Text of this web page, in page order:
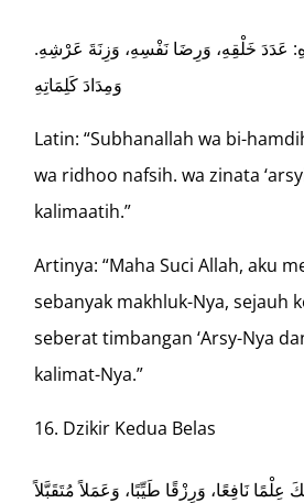
.سُبْحَانَ اللهِ وَبِحَمْدِهِ: عَدَدَ خَلْقِهِ، وَرِضَا نَفْسِهِ، وَزِنَةَ عَرْشِهِ
وَمِدَادَ كَلِمَاتِهِ
Latin: “Subhanallah wa bi-
wa ridhoo nafsih. wa zinata
kalimaatih.”
Artinya: “Maha Suci Allah, aku
sebanyak makhluk-Nya, sejauh
seberat timbangan ‘Arsy-Nya
kalimat-Nya.”
Dzikir Kedua Belas
عِلْمًا نَافِعًا، وَرِزْقًا طَيِّبًا، وَعَمَلاً مُتَقَبَّلاً